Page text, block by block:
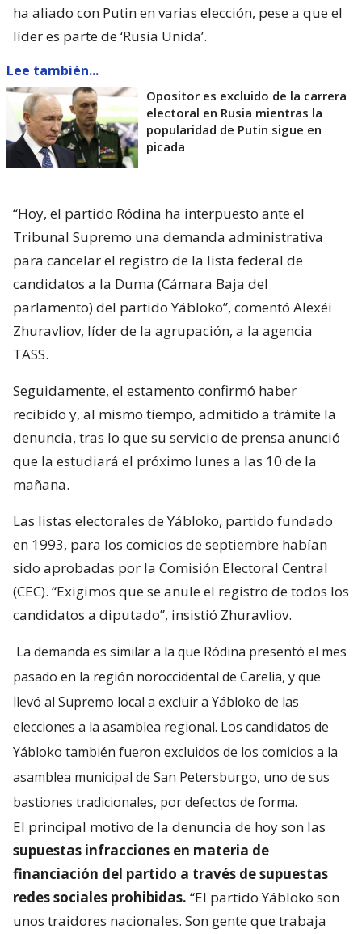
ha aliado con Putin en varias elección, pese a que el
líder es parte de ‘Rusia Unida’.
Lee también...
Opositor es excluido de la carrera
electoral en Rusia mientras la
popularidad de Putin sigue en
picada
“Hoy, el partido Ródina ha interpuesto ante el
Tribunal Supremo una demanda administrativa
para cancelar el registro de la lista federal de
candidatos a la Duma (Cámara Baja del
parlamento) del partido Yábloko”, comentó Alexéi
Zhuravliov, líder de la agrupación, a la agencia
TASS.
Seguidamente, el estamento confirmó haber
recibido y, al mismo tiempo, admitido a trámite la
denuncia, tras lo que su servicio de prensa anunció
que la estudiará el próximo lunes a las 10 de la
mañana.
Las listas electorales de Yábloko, partido fundado
en 1993, para los comicios de septiembre habían
sido aprobadas por la Comisión Electoral Central
(CEC). “Exigimos que se anule el registro de todos los
candidatos a diputado”, insistió Zhuravliov.
La demanda es similar a la que Ródina presentó el mes
pasado en la región noroccidental de Carelia, y que
llevó al Supremo local a excluir a Yábloko de las
elecciones a la asamblea regional. Los candidatos de
Yábloko también fueron excluidos de los comicios a la
asamblea municipal de San Petersburgo, uno de sus
bastiones tradicionales, por defectos de forma.
El principal motivo de la denuncia de hoy son las
supuestas infracciones en materia de
financiación del partido a través de supuestas
redes sociales prohibidas. “El partido Yábloko son
unos traidores nacionales. Son gente que trabaja